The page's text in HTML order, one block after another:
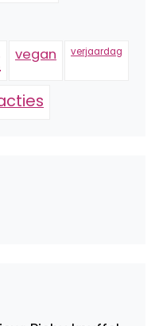
vegan verjaardag